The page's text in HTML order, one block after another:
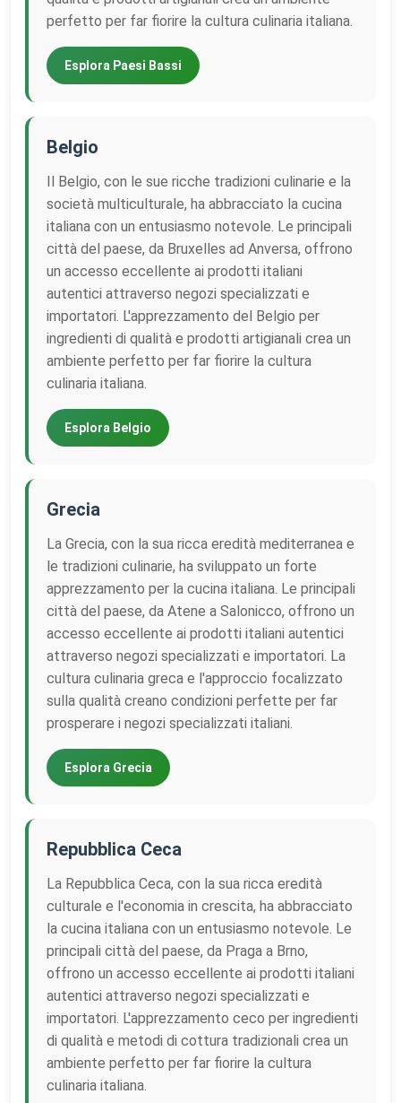
perfetto per far fiorire la cultura culinaria italiana.
Esplora Paesi Bassi
Belgio
Il Belgio, con le sue ricche tradizioni culinarie e la
società multiculturale, ha abbracciato la cucina
italiana con un entusiasmo notevole. Le principali
città del paese, da Bruxelles ad Anversa, offrono
un accesso eccellente ai prodotti italiani
autentici attraverso negozi specializzati e
importatori. L'apprezzamento del Belgio per
ingredienti di qualità e prodotti artigianali crea un
ambiente perfetto per far fiorire la cultura
culinaria italiana.
Esplora Belgio
Grecia
La Grecia, con la sua ricca eredità mediterranea e
le tradizioni culinarie, ha sviluppato un forte
apprezzamento per la cucina italiana. Le principali
città del paese, da Atene a Salonicco, offrono un
accesso eccellente ai prodotti italiani autentici
attraverso negozi specializzati e importatori. La
cultura culinaria greca e l'approccio focalizzato
sulla qualità creano condizioni perfette per far
prosperare i negozi specializzati italiani.
Esplora Grecia
Repubblica Ceca
La Repubblica Ceca, con la sua ricca eredità
culturale e l'economia in crescita, ha abbracciato
la cucina italiana con un entusiasmo notevole. Le
principali città del paese, da Praga a Brno,
offrono un accesso eccellente ai prodotti italiani
autentici attraverso negozi specializzati e
importatori. L'apprezzamento ceco per ingredienti
di qualità e metodi di cottura tradizionali crea un
ambiente perfetto per far fiorire la cultura
culinaria italiana.